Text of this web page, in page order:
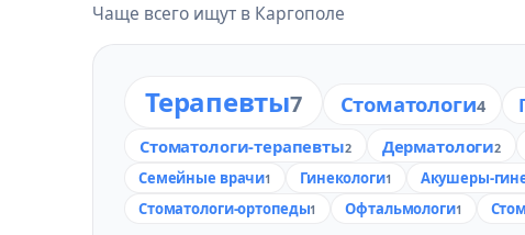
Чаще всего ищут в Каргополе
Терапевты7 Стоматологи4
Стоматологи-терапевты2 Дерматологи2
Семейные врачи1 Гинекологи1 Акушеры-
Стоматологи-ортопеды1 Офтальмологи1